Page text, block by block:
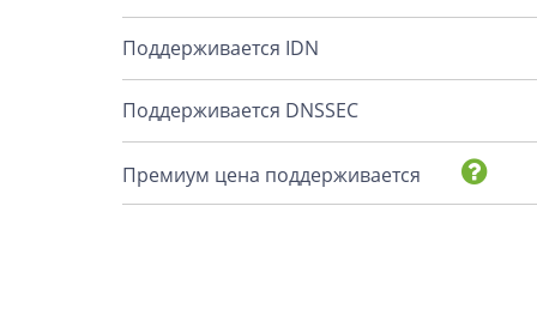
Поддерживается IDN
Поддерживается DNSSEC
Премиум цена поддерживается